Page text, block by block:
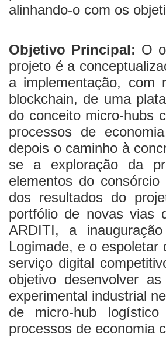
alinhando-o com os
Objetivo Principal: O
projeto é a
a implementação, com
blockchain, de uma
do conceito micro-hubs
processos de
depois o caminho à
se a exploração da
elementos do
dos resultados do
portfólio de novas vias
ARDITI, a
Logimade, e o espoletar
serviço digital
objetivo desenvolver
experimental industrial
de micro-hub
processos de economia